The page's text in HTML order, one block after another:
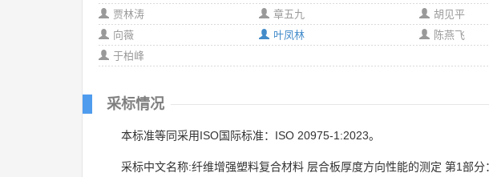
贾林涛
章五九
向薇
叶凤林
于柏峰
胡见平
陈燕飞
采标情况
本标准等同采用ISO国际标准：ISO 20975-1:2023。
采标中文名称:纤维增强塑料复合材料 层合板厚度方向性能的测定 第1部分